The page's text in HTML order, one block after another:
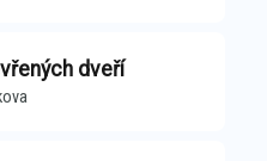
dveří